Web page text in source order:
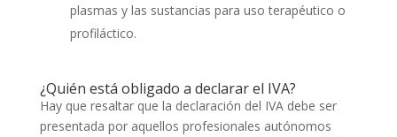
plasmas y las sustancias para uso terapéutico o
profiláctico.
¿Quién está obligado a declarar el IVA?
Hay que resaltar que la declaración del IVA debe ser
presentada por aquellos profesionales autónomos